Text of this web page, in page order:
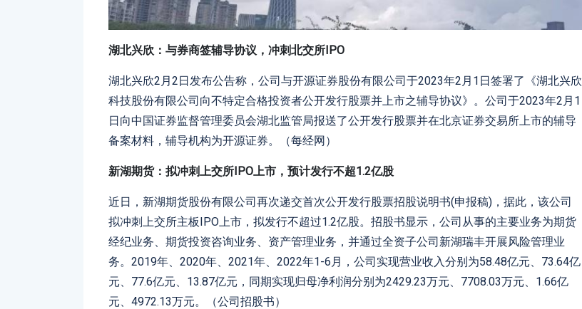
湖北兴欣：与券商签辅导协议，冲刺北交所IPO
湖北兴欣2月2日发布公告称，公司与开源证券股份有限公司于2023年2月1日签署了《湖北兴欣
科技股份有限公司向不特定合格投资者公开发行股票并上市之辅导协议》。公司于2023年2月1
日向中国证券监督管理委员会湖北监管局报送了公开发行股票并在北京证券交易所上市的辅导
备案材料，辅导机构为开源证券。（每经网）
新湖期货：拟冲刺上交所IPO上市，预计发行不超1.2亿股
近日，新湖期货股份有限公司再次递交首次公开发行股票招股说明书(申报稿)，据此，该公司
拟冲刺上交所主板IPO上市，拟发行不超过1.2亿股。招股书显示，公司从事的主要业务为期货
经纪业务、期货投资咨询业务、资产管理业务，并通过全资子公司新湖瑞丰开展风险管理业
务。2019年、2020年、2021年、2022年1-6月，公司实现营业收入分别为58.48亿元、73.64亿
元、77.6亿元、13.87亿元，同期实现归母净利润分别为2429.23万元、7708.03万元、1.66亿
元、4972.13万元。（公司招股书）